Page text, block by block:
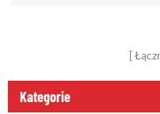
Kategorie